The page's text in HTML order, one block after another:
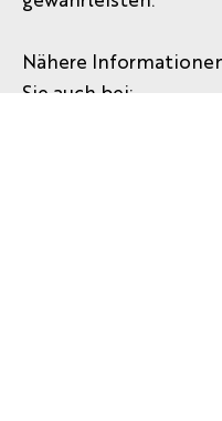
Nähere
Sie auch bei: